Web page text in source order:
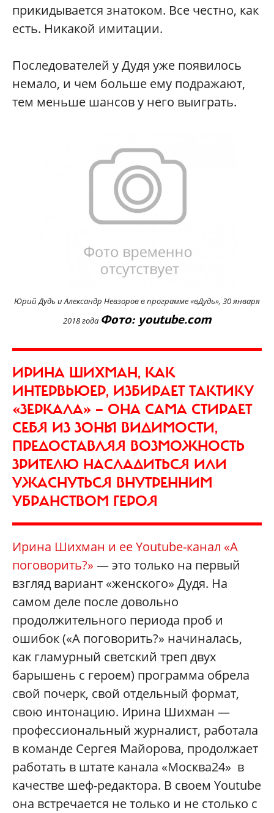
прикидывается знатоком. Все честно, как
есть. Никакой имитации.
Последователей у Дудя уже появилось
немало, и чем больше ему подражают,
тем меньше шансов у него выиграть.
Юрий Дудь и Александр Невзоров в программе «вДудь», 30 января
2018 года Фото: youtube.com
ИРИНА ШИХМАН, КАК
ИНТЕРВЬЮЕР, ИЗБИРАЕТ ТАКТИКУ
«ЗЕРКАЛА» — ОНА САМА СТИРАЕТ
СЕБЯ ИЗ ЗОНЫ ВИДИМОСТИ,
ПРЕДОСТАВЛЯЯ ВОЗМОЖНОСТЬ
ЗРИТЕЛЮ НАСЛАДИТЬСЯ ИЛИ
УЖАСНУТЬСЯ ВНУТРЕННИМ
УБРАНСТВОМ ГЕРОЯ
Ирина Шихман и ее Youtube-канал «А
поговорить?» — это только на первый
взгляд вариант «женского» Дудя. На
самом деле после довольно
продолжительного периода проб и
ошибок («А поговорить?» начиналась,
как гламурный светский треп двух
барышень с героем) программа обрела
свой почерк, свой отдельный формат,
свою интонацию. Ирина Шихман —
профессиональный журналист, работала
в команде Сергея Майорова, продолжает
работать в штате канала «Москва24» в
качестве шеф-редактора. В своем Youtube
она встречается не только и не столько с